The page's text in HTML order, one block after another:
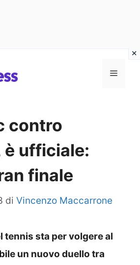
MENU
contro
è ufficiale:
finale
di Vincenzo Maccarrone
tennis sta per volgere al
un nuovo duello tra